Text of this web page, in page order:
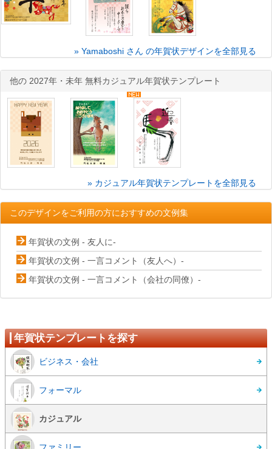
» Yamaboshi さん の年賀状デザインを全部見る
他の 2027年・未年 無料カジュアル年賀状テンプレート
» カジュアル年賀状テンプレートを全部見る
このデザインをご利用の方におすすめの文例集
年賀状の文例 - 友人に-
年賀状の文例 - 一言コメント（友人へ）-
年賀状の文例 - 一言コメント（会社の同僚）-
年賀状テンプレートを探す
ビジネス・会社
フォーマル
カジュアル